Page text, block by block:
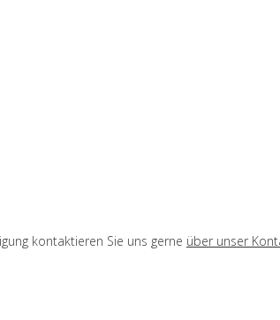
kontaktieren Sie uns gerne über unser